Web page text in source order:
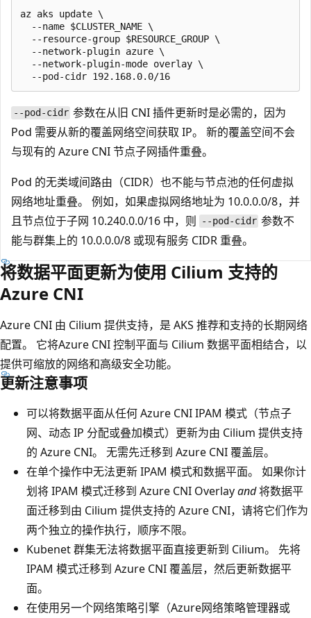
az aks update \
  --name $CLUSTER_NAME \
  --resource-group $RESOURCE_GROUP \
  --network-plugin azure \
  --network-plugin-mode overlay \
--pod-cidr 参数在从旧 CNI 插件更新时是必需的，因为
Pod 需要从新的覆盖网络空间获取 IP。 新的覆盖空间不会
与现有的 Azure CNI 节点子网插件重叠。
Pod 的无类域间路由（CIDR）也不能与节点池的任何虚拟
网络地址重叠。 例如，如果虚拟网络地址为 10.0.0.0/8，并
且节点位于子网 10.240.0.0/16 中，则
--pod-cidr 参数不
能与群集上的 10.0.0.0/8 或现有服务 CIDR 重叠。
将数据平面更新为使用 Cilium 支持的
Azure CNI
Azure CNI 由 Cilium 提供支持，是 AKS 推荐和支持的长期网络
配置。 它将Azure CNI 控制平面与 Cilium 数据平面相结合，以
提供可缩放的网络和高级安全功能。
更新注意事项
可以将数据平面从任何 Azure CNI IPAM 模式（节点子
网、动态 IP 分配或叠加模式）更新为由 Cilium 提供支持
的 Azure CNI。 无需先迁移到 Azure CNI 覆盖层。
在单个操作中无法更新 IPAM 模式和数据平面。 如果你计
划将 IPAM 模式迁移到 Azure CNI Overlayand将数据平
面迁移到由 Cilium 提供支持的 Azure CNI，请将它们作为
两个独立的操作执行，顺序不限。
Kubenet 群集无法将数据平面直接更新到 Cilium。 先将
IPAM 模式迁移到 Azure CNI 覆盖层，然后更新数据平
面。
在使用另一个网络策略引擎（Azure网络策略管理器或